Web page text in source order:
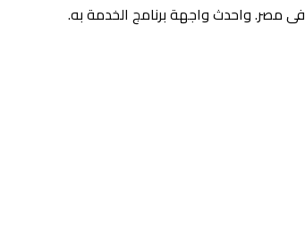
لان هدفنا الرئيسي هو تلبية توقعات العملاء. نحن ملتزمون بتزويد عملائنا بأعلى معايير الجودة والخدمة، لذلك نقدم لكم افضل صيانة لغسالات ال جى LG فى مصر. واحدث واجهة برنامج الخدمة به.